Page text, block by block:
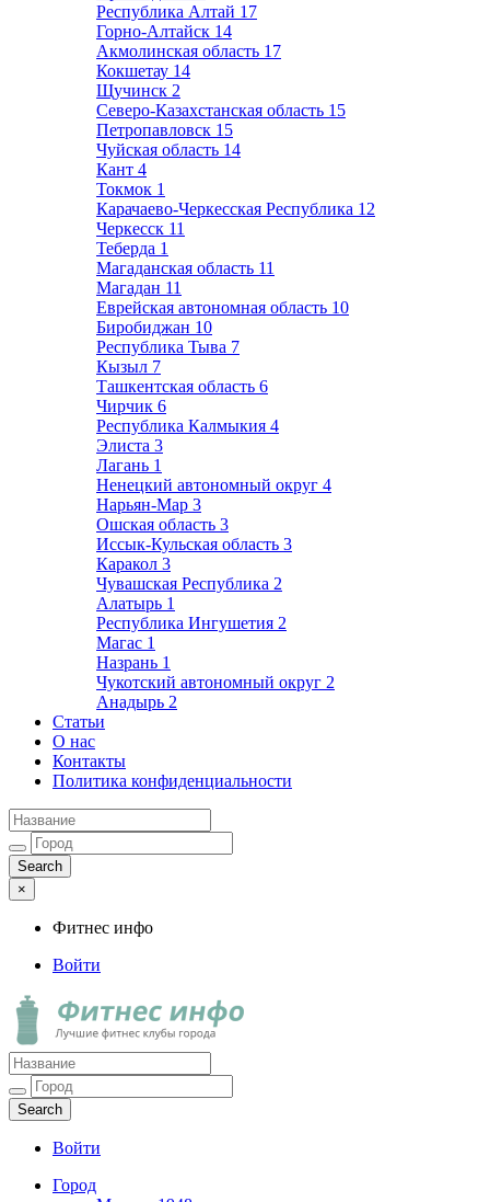
Республика Алтай 17
Горно-Алтайск 14
Акмолинская область 17
Кокшетау 14
Щучинск 2
Северо-Казахстанская область 15
Петропавловск 15
Чуйская область 14
Кант 4
Токмок 1
Карачаево-Черкесская Республика 12
Черкесск 11
Теберда 1
Магаданская область 11
Магадан 11
Еврейская автономная область 10
Биробиджан 10
Республика Тыва 7
Кызыл 7
Ташкентская область 6
Чирчик 6
Республика Калмыкия 4
Элиста 3
Лагань 1
Ненецкий автономный округ 4
Нарьян-Мар 3
Ошская область 3
Иссык-Кульская область 3
Каракол 3
Чувашская Республика 2
Алатырь 1
Республика Ингушетия 2
Магас 1
Назрань 1
Чукотский автономный округ 2
Анадырь 2
Статьи
О нас
Контакты
Политика конфиденциальности
×
Фитнес инфо
Войти
Фитнес инфо
Лучшие фитнес клубы города
Войти
Город